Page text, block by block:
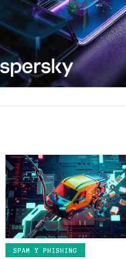
SPAM Y PHISHING